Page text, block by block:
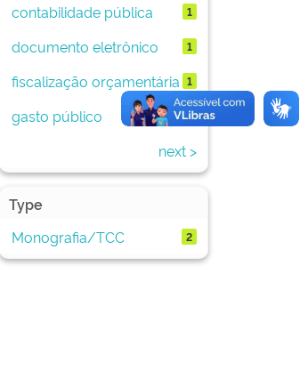
contabilidade pública 1
documento eletrônico 1
fiscalização orçamentária 1
gasto público 1
next >
Type
Monografia/TCC
2